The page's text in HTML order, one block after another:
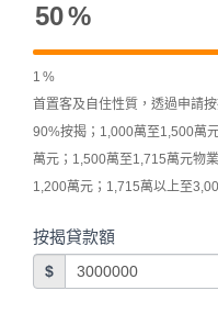
50%
1 %
首置客及自住性質，透過申請
90%按揭；1,000萬至1,500萬
萬元；1,500萬至1,715萬元物
1,200萬元；1,715萬以上至
按揭貸款額
$